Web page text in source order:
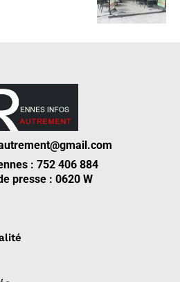
: 752 406 884
presse : 0620 W